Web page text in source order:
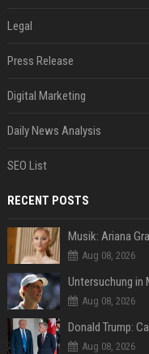
Legal
Press Release
Digital Marketing
Daily News Analysis
SEO List
RECENT POSTS
Aug 08, 2026
Untersuchung in
Aug 08, 2026
Aug 08, 2026